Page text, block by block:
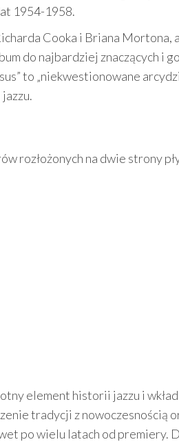
1954-1958.
Cooka i Briana Mortona,
do najbardziej znaczących i
to „niekwestionowane
rozłożonych na dwie strony
element historii jazzu i wkład
tradycji z nowoczesnością
po wielu latach od premiery.